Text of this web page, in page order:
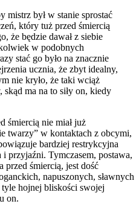
mistrz był w stanie sprostać
który tuż przed śmiercią
że będzie dawał z siebie
w podobnych
stać go było na znacznie
ucznia, że zbyt idealny,
nie kryło, że taki wciąż
ma na to siły on, kiedy
śmiercią nie miał już
twarzy” w kontaktach z obcymi,
bardziej restrykcyjna
i przyjaźni. Tymczasem, postawa,
śmiercią, jest dość
napuszonych, sławnych
hojnej bliskości swojej
on.